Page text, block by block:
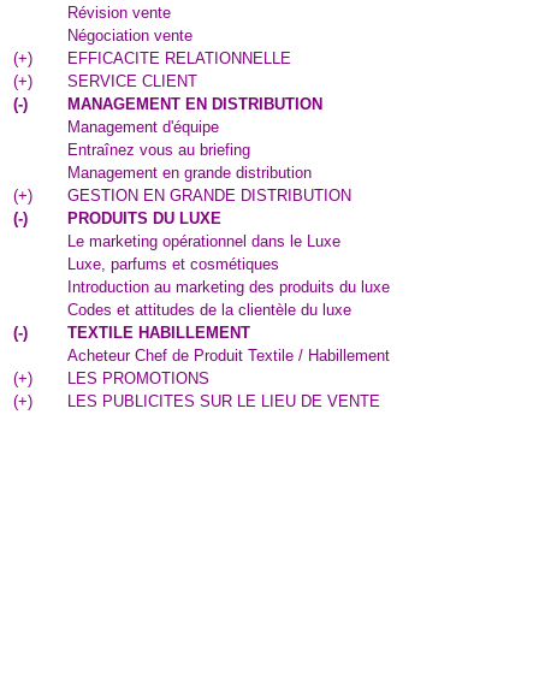
Révision vente
Négociation vente
(+)
EFFICACITE RELATIONNELLE
(+)
SERVICE CLIENT
(-)
MANAGEMENT EN DISTRIBUTION
Management d'équipe
Entraînez vous au briefing
Management en grande distribution
(+)
GESTION EN GRANDE DISTRIBUTION
(-)
PRODUITS DU LUXE
Le marketing opérationnel dans le Luxe
Luxe, parfums et cosmétiques
Introduction au marketing des produits du luxe
Codes et attitudes de la clientèle du luxe
(-)
TEXTILE HABILLEMENT
Acheteur Chef de Produit Textile / Habillement
(+)
LES PROMOTIONS
(+) LES PUBLICITES SUR LE LIEU DE VENTE